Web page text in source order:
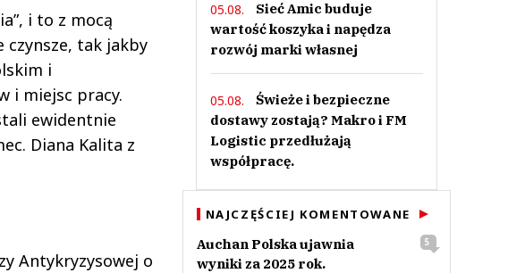
i to z mocą
czynsze, tak jakby
i
i miejsc pracy.
ewidentnie
Diana Kalita z
Antykryzysowej o
05.08.
Sieć Amic buduje
wartość koszyka i napędza
rozwój marki własnej
05.08.
Świeże i bezpieczne
dostawy zostają? Makro i FM
Logistic przedłużają
współpracę.
NAJCZĘŚCIEJ KOMENTOWANE
Auchan Polska ujawnia
wyniki za 2025 rok.
5